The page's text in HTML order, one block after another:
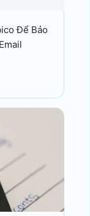
Để Bảo